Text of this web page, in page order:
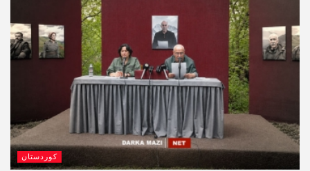
کوردستان